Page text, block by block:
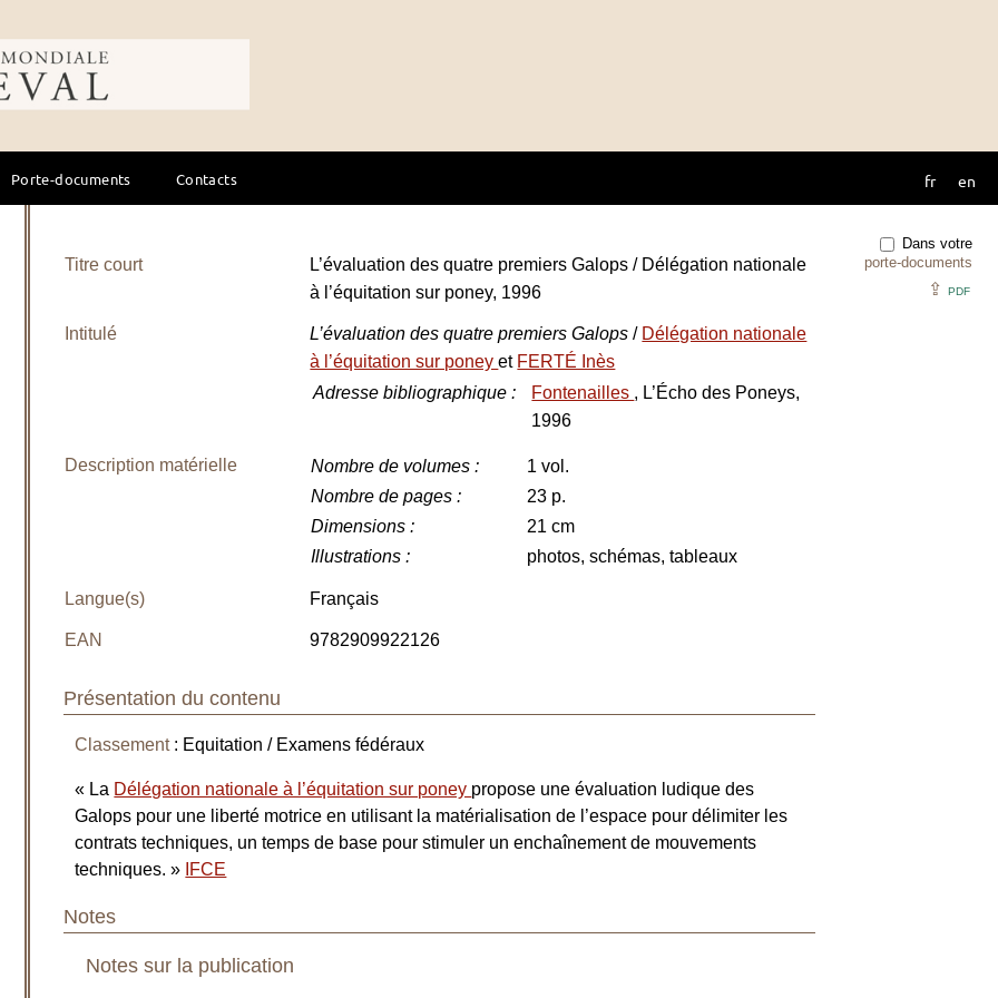
du cheval
Porte-documents Contacts fr en
Dans votre
porte-documents
⇪ PDF
Titre court
L’évaluation des quatre premiers Galops / Délégation nationale
à l’équitation sur poney, 1996
Intitulé L’évaluation des quatre premiers Galops/ Délégation nationale
à l’équitation sur poneyet FERTÉ Inès
Adresse bibliographique : Fontenailles , L’Écho des Poneys,
1996
Description matérielle Nombre de volumes :
1 vol.
Nombre de pages :
23 p.
Dimensions :
21 cm
Illustrations : photos, schémas, tableaux
Langue(s) Français
EAN 9782909922126
Présentation du contenu
Classement: Equitation / Examens fédéraux
« La Délégation nationale à l’équitation sur poney propose une évaluation ludique des
Galops pour une liberté motrice en utilisant la matérialisation de l’espace pour délimiter les
contrats techniques, un temps de base pour stimuler un enchaînement de mouvements
techniques. » IFCE
Notes
Notes sur la publication